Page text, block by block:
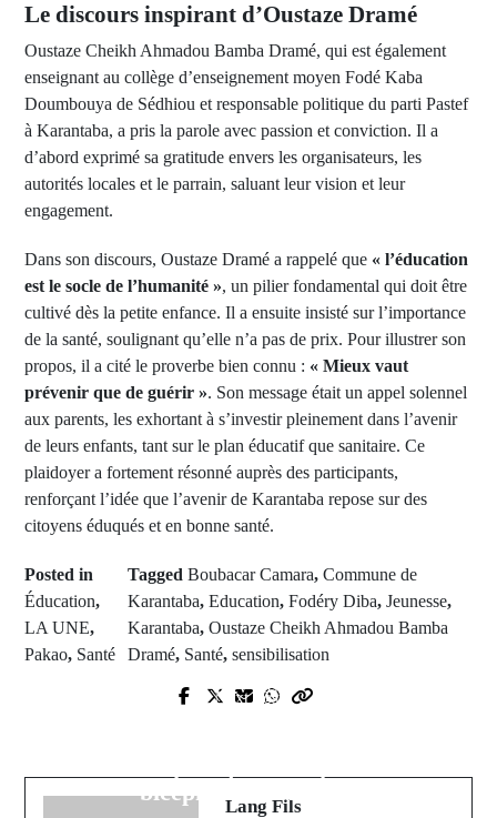
Le discours inspirant d’Oustaze Dramé
Oustaze Cheikh Ahmadou Bamba Dramé, qui est également
enseignant au collège d’enseignement moyen Fodé Kaba
Doumbouya de Sédhiou et responsable politique du parti Pastef
à Karantaba, a pris la parole avec passion et conviction. Il a
d’abord exprimé sa gratitude envers les organisateurs, les
autorités locales et le parrain, saluant leur vision et leur
engagement.
Dans son discours, Oustaze Dramé a rappelé que « l’éducation
est le socle de l’humanité », un pilier fondamental qui doit être
cultivé dès la petite enfance. Il a ensuite insisté sur l’importance
de la santé, soulignant qu’elle n’a pas de prix. Pour illustrer son
propos, il a cité le proverbe bien connu : « Mieux vaut
prévenir que de guérir ». Son message était un appel solennel
aux parents, les exhortant à s’investir pleinement dans l’avenir
de leurs enfants, tant sur le plan éducatif que sanitaire. Ce
plaidoyer a fortement résonné auprès des participants,
renforçant l’idée que l’avenir de Karantaba repose sur des
citoyens éduqués et en bonne santé.
Posted in
Éducation,
LA UNE,
Pakao, Santé
TaggedBoubacar Camara,Commune de
Karantaba,Education,Fodéry Diba,Jeunesse,
Karantaba,Oustaze Cheikh Ahmadou Bamba
Dramé, Santé,sensibilisation
Prev Post
place de sa poule
Next Post
bicéphales du monde
Lang Fils